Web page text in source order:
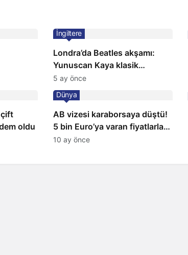
Londra’da Beatles akşamı:
Yunuscan Kaya klasik
yorumuyla sahnede
İngiltere
5 ay önce
çift
oldu
AB vizesi karaborsaya düştü!
5 bin Euro’ya varan fiyatlarla
satıyorlar
Dünya
10 ay önce